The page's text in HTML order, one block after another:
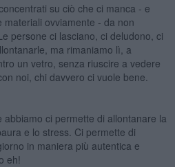
su ciò che ci manca - e
ovviamente - da non
persone ci lasciano, ci deludono, ci
ma rimaniamo lì, a
un vetro, senza riuscire a vedere
noi, chi davvero ci vuole bene.
abbiamo ci permette di allontanare la
e lo stress. Ci permette di
in maniera più autentica e
eh!